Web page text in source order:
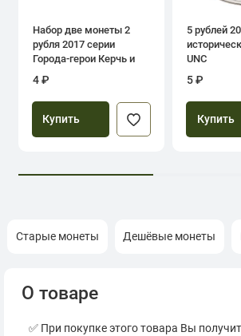
Набор две монеты 2
рубля 2017 серии
Города-герои Керчь и
Севастополь
4 ₽
Купить
5 рублей
UNC
5 ₽
Купить
Старые монеты Дешёвые монеты
О товаре
✅ При покупке этого товара Вы